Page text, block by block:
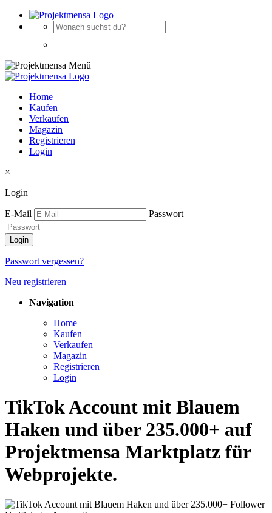
Home
Kaufen
Verkaufen
Magazin
Registrieren
Login
×
Login
E-Mail Passwort
Passwort vergessen?
Neu registrieren
Navigation
Home
Kaufen
Verkaufen
Magazin
Registrieren
Login
TikTok Account mit Blauem
Haken und über 235.000+ auf
Projektmensa Marktplatz für
Webprojekte.